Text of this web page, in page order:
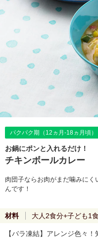
パクパク期（12ヵ月-18ヵ月頃）
お鍋にポンと入れるだけ！
チキンボールカレー
肉団子ならお肉がまだ噛みに
んです！
材料 大人2食分+子ども1
【バラ凍結】アレンジ色々